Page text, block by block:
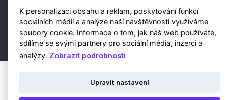
Ochrana osobních údajů
Whistleblowing
Kontakty
Mapa webu
Webdesign a hosting Nux s.r.o. | RSS
K personalizaci obsahu a reklam, poskytování funkcí
sociálních médií a analýze naší návštěvnosti využíváme
soubory cookie. Informace o tom, jak náš web používáte,
sdílíme se svými partnery pro sociální média, inzerci a
analýzy. Zobrazit podrobnosti
Upravit nastavení